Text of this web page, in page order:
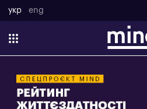
укр eng